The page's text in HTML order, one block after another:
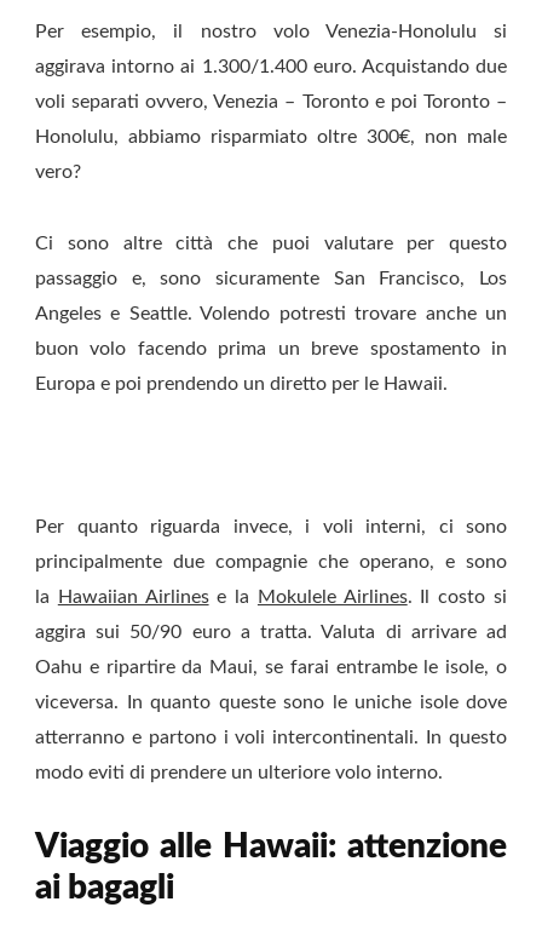
Per esempio, il nostro volo Venezia-Honolulu si
aggirava intorno ai 1.300/1.400 euro. Acquistando due
voli separati ovvero, Venezia – Toronto e poi Toronto –
Honolulu, abbiamo risparmiato oltre 300€, non male
vero?
Ci sono altre città che puoi valutare per questo
passaggio e, sono sicuramente San Francisco, Los
Angeles e Seattle. Volendo potresti trovare anche un
buon volo facendo prima un breve spostamento in
Europa e poi prendendo un diretto per le Hawaii.
Per quanto riguarda invece, i voli interni, ci sono
principalmente due compagnie che operano, e sono
la
Hawaiian Airlinese la Mokulele Airlines. Il costo si
aggira sui 50/90 euro a tratta. Valuta di arrivare ad
Oahu e ripartire da Maui, se farai entrambe le isole, o
viceversa. In quanto queste sono le uniche isole dove
atterranno e partono i voli intercontinentali. In questo
modo eviti di prendere un ulteriore volo interno.
Viaggio alle Hawaii: attenzione
ai bagagli